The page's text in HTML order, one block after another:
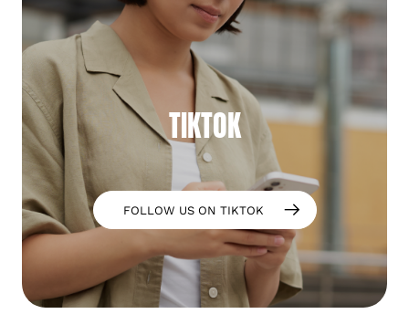
TIKTOK
FOLLOW US ON TIKTOK